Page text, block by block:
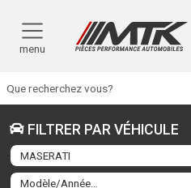
menu
FILTRER PAR VÉHICULE